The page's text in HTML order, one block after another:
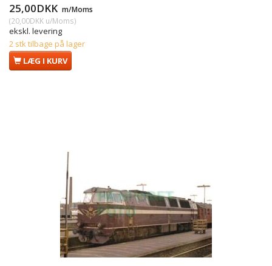
25,00DKK m/Moms
(20,00DKK u/Moms)
ekskl. levering
2 stk tilbage på lager
LÆG I KURV